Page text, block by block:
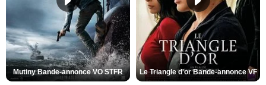
Mutiny Bande-annonce VO STFR Le Triangle d'or Bande-annonce VF